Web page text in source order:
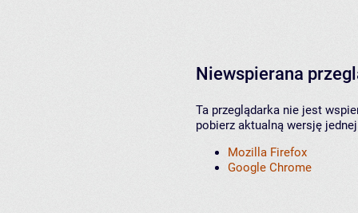
Niewspierana
Ta przeglądarka nie jest
pobierz aktualną wersję
Mozilla Firefox
Google Chrome